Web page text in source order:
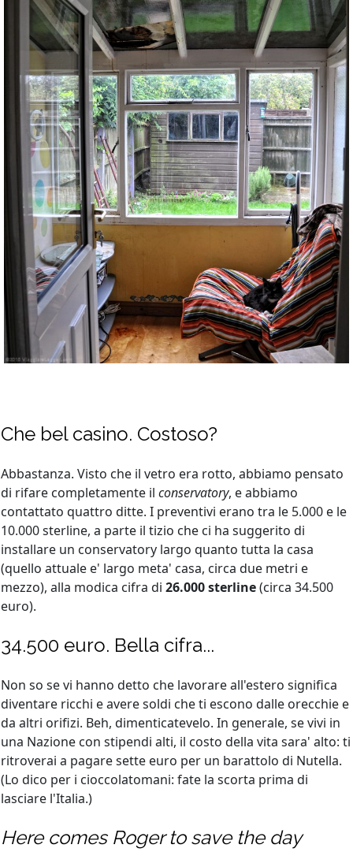
Che bel casino. Costoso?
Abbastanza. Visto che il vetro era rotto, abbiamo pensato
di rifare completamente il conservatory, e abbiamo
contattato quattro ditte. I preventivi erano tra le 5.000 e le
10.000 sterline, a parte il tizio che ci ha suggerito di
installare un conservatory largo quanto tutta la casa
(quello attuale e' largo meta' casa, circa due metri e
mezzo), alla modica cifra di 26.000 sterline(circa 34.500
euro).
34.500 euro. Bella cifra...
Non so se vi hanno detto che lavorare all'estero significa
diventare ricchi e avere soldi che ti escono dalle orecchie e
da altri orifizi. Beh, dimenticatevelo. In generale, se vivi in
una Nazione con stipendi alti, il costo della vita sara' alto: ti
ritroverai a pagare sette euro per un barattolo di Nutella.
(Lo dico per i cioccolatomani: fate la scorta prima di
lasciare l'Italia.)
Here comes Roger to save the day